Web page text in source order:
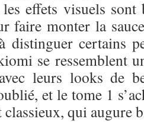
effets visuels sont
faire monter la
distinguer certains
se ressemblent
leurs looks de
et le tome 1
qui augure